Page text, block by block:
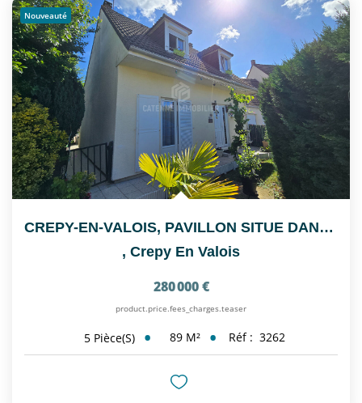
Nouveauté
CREPY-EN-VALOIS, PAVILLON SITUE DANS UN QUARTIER CALME
, Crepy En Valois
280 000 €
product.price.fees_charges.teaser
5 Pièce(s) 89 M² Réf : 3262